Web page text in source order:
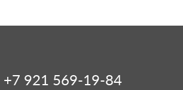
+7 921 569-19-84